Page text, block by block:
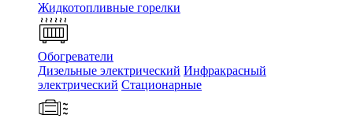
Жидкотопливные горелки
Обогреватели
Дизельные электрический Инфракрасный
электрический Стационарные